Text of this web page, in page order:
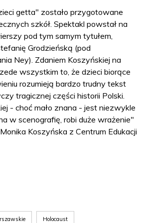
getta" zostało przygotowane
szkół. Spektakl powstał na
pod tym samym tytułem,
Grodzieńską (pod
Ney). Zdaniem Koszyńskiej na
wszystkim to, że dzieci biorące
rozumieją bardzo trudny tekst
tragicznej części historii Polski.
- choć mało znana - jest niezwykle
w scenografię, robi duże wrażenie"
Koszyńska z Centrum Edukacji
Holocaust